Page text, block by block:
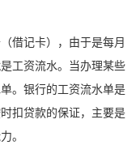
借记卡），由于是每月
工资流水。当办理某些
。银行的工资流水单是
扣贷款的保证，主要是
。